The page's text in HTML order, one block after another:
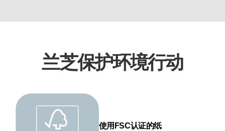
兰芝保护环境行动
使用FSC认证的纸